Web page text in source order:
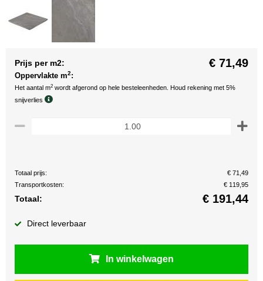
Prijs per m2: € 71,49
Oppervlakte m2:
Het aantal m2 wordt afgerond op hele besteleenheden. Houd rekening met 5%
snijverlies
Totaal prijs:
€ 71,49
Transportkosten:
€ 119,95
Totaal: € 191,44
Direct leverbaar
In winkelwagen